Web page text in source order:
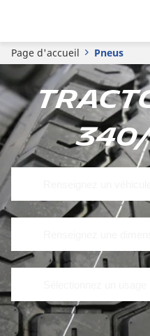
Page d'accueil Pneus